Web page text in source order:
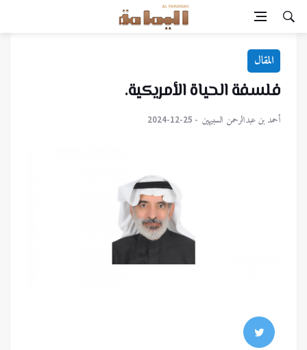
المقال
فلسفة الحياة الأمريكية.
أحمد بن عبدالرحمن السبيهين 2024-12-25